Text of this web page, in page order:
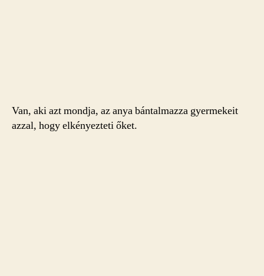
Van, aki azt mondja, az anya bántalmazza gyermekeit
azzal, hogy elkényezteti őket.